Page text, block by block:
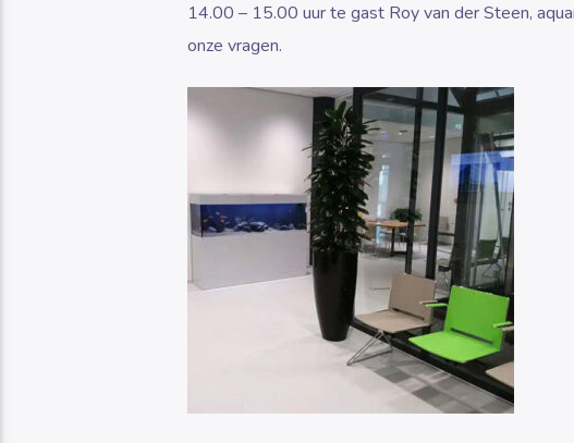
14.00 – 15.00 uur te gast Roy van der Steen,
onze vragen.